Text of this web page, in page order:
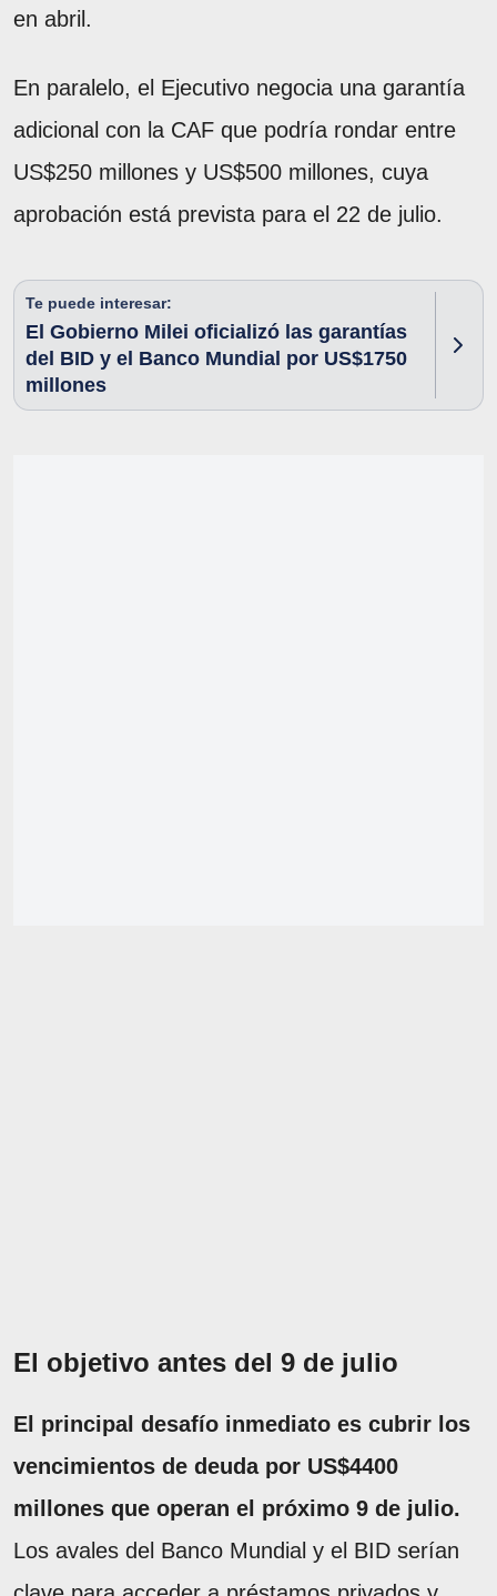
en abril.
En paralelo, el Ejecutivo negocia una garantía
adicional con la CAF que podría rondar entre
US$250 millones y US$500 millones, cuya
aprobación está prevista para el 22 de julio.
Te puede interesar:
El Gobierno Milei oficializó las garantías
del BID y el Banco Mundial por US$1750
millones
El objetivo antes del 9 de julio
El principal desafío inmediato es cubrir los
vencimientos de deuda por US$4400
millones que operan el próximo 9 de julio.
Los avales del Banco Mundial y el BID serían